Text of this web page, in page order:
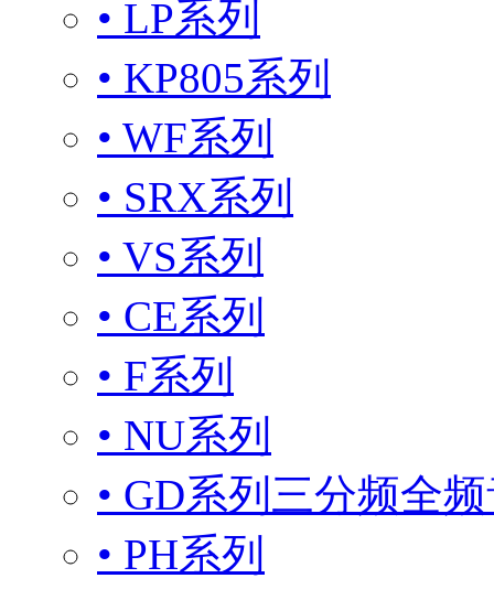
• LP系列
• KP805系列
• WF系列
• SRX系列
• VS系列
• CE系列
• F系列
• NU系列
• GD系列三分频全
• PH系列